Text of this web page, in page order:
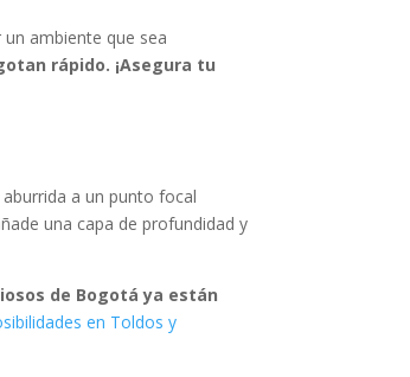
ambiente que sea
rápido. ¡Asegura tu
a un punto focal
una capa de profundidad y
de Bogotá ya están
en Toldos y